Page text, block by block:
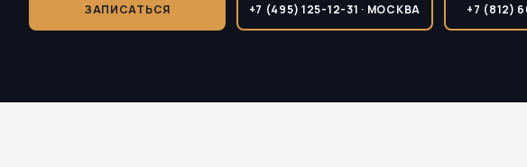
ЗАПИСАТЬСЯ +7 (495) 125-12-31 · МОСКВА +7 (812)